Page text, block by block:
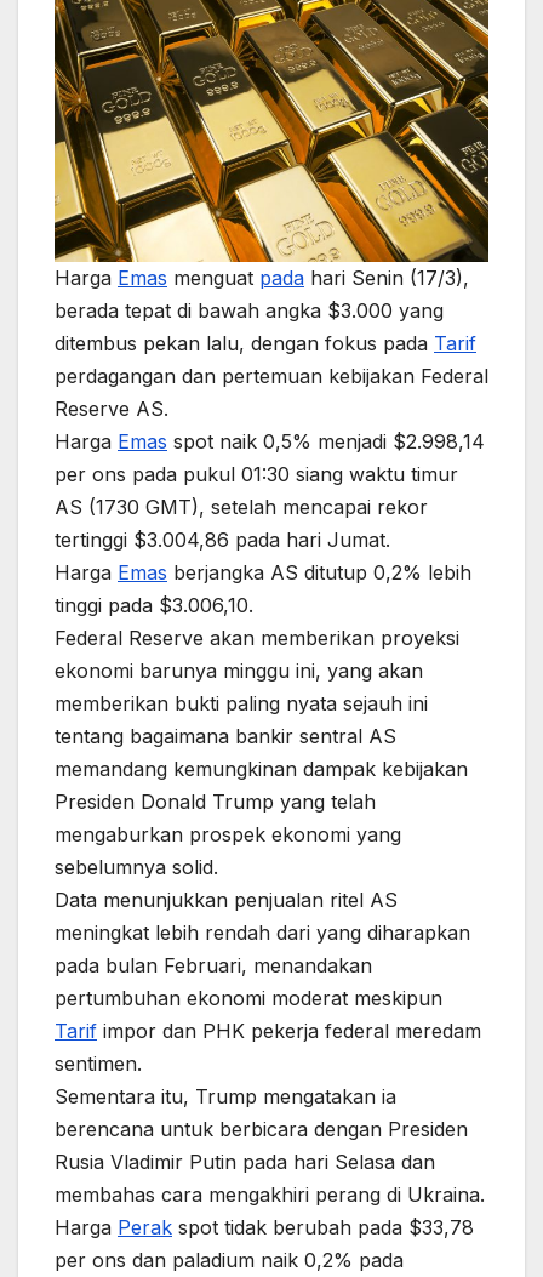
Harga Emas menguat pada hari Senin (17/3),
berada tepat di bawah angka $3.000 yang
ditembus pekan lalu, dengan fokus pada Tarif
perdagangan dan pertemuan kebijakan Federal
Reserve AS.
Harga Emas spot naik 0,5% menjadi $2.998,14
per ons pada pukul 01:30 siang waktu timur
AS (1730 GMT), setelah mencapai rekor
tertinggi $3.004,86 pada hari Jumat.
Harga Emas berjangka AS ditutup 0,2% lebih
tinggi pada $3.006,10.
Federal Reserve akan memberikan proyeksi
ekonomi barunya minggu ini, yang akan
memberikan bukti paling nyata sejauh ini
tentang bagaimana bankir sentral AS
memandang kemungkinan dampak kebijakan
Presiden Donald Trump yang telah
mengaburkan prospek ekonomi yang
sebelumnya solid.
Data menunjukkan penjualan ritel AS
meningkat lebih rendah dari yang diharapkan
pada bulan Februari, menandakan
pertumbuhan ekonomi moderat meskipun
Tarif impor dan PHK pekerja federal meredam
sentimen.
Sementara itu, Trump mengatakan ia
berencana untuk berbicara dengan Presiden
Rusia Vladimir Putin pada hari Selasa dan
membahas cara mengakhiri perang di Ukraina.
Harga Perak spot tidak berubah pada $33,78
per ons dan paladium naik 0,2% pada